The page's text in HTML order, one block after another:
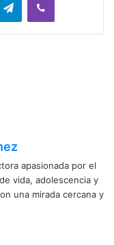
apasionada por el
vida, adolescencia y
una mirada cercana y